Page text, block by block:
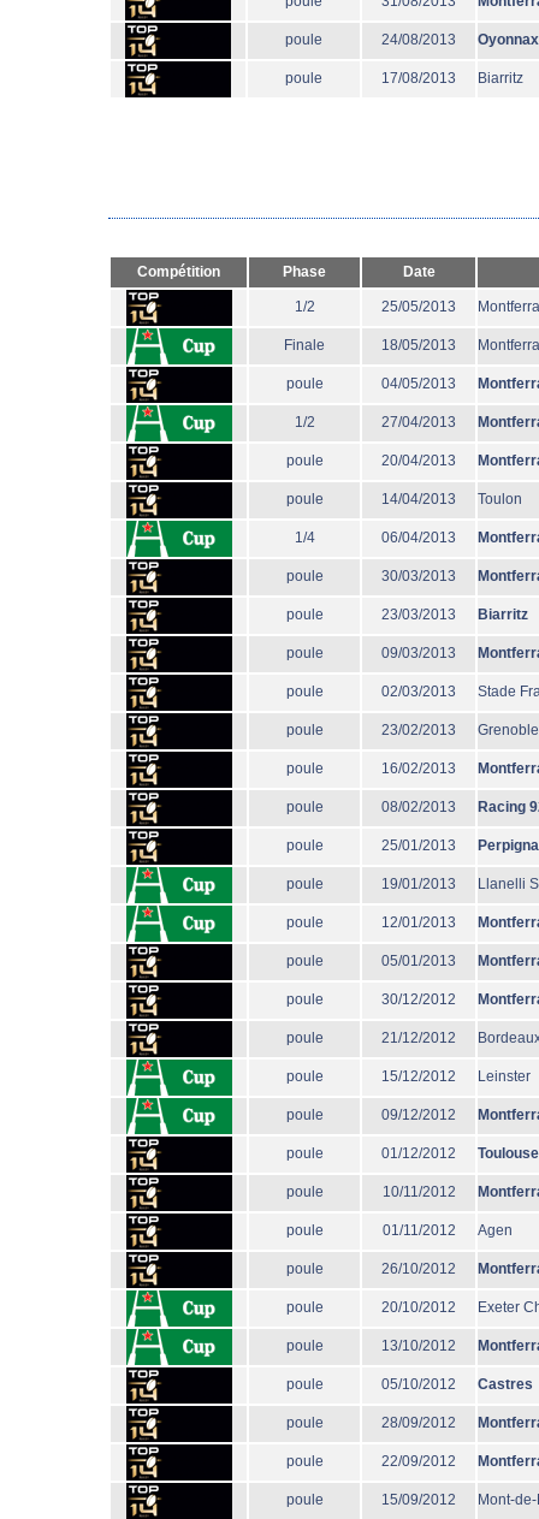
poule 24/08/2013 Oyonnax
poule 17/08/2013 Biarritz
Compétition Phase Date
1/2 25/05/2013
Finale 18/05/2013
poule 04/05/2013
1/2 27/04/2013
poule 20/04/2013
poule 14/04/2013 Toulon
1/4 06/04/2013
poule 30/03/2013
poule 23/03/2013 Biarritz
poule 09/03/2013
poule 02/03/2013 Stade
poule 23/02/2013 Grenoble
poule 16/02/2013
poule 08/02/2013 Racing
poule 25/01/2013
poule 19/01/2013 Llanelli
poule 12/01/2013
poule 05/01/2013
poule 30/12/2012
poule 21/12/2012
poule 15/12/2012 Leinster
poule 09/12/2012
poule 01/12/2012 Toulouse
poule 10/11/2012
poule 01/11/2012 Agen
poule 26/10/2012
poule 20/10/2012 Exeter
poule 13/10/2012
poule 05/10/2012 Castres
poule 28/09/2012
poule 22/09/2012
poule 15/09/2012 Mont-